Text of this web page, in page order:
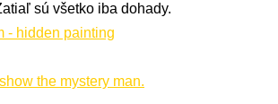
sú všetko iba dohady.